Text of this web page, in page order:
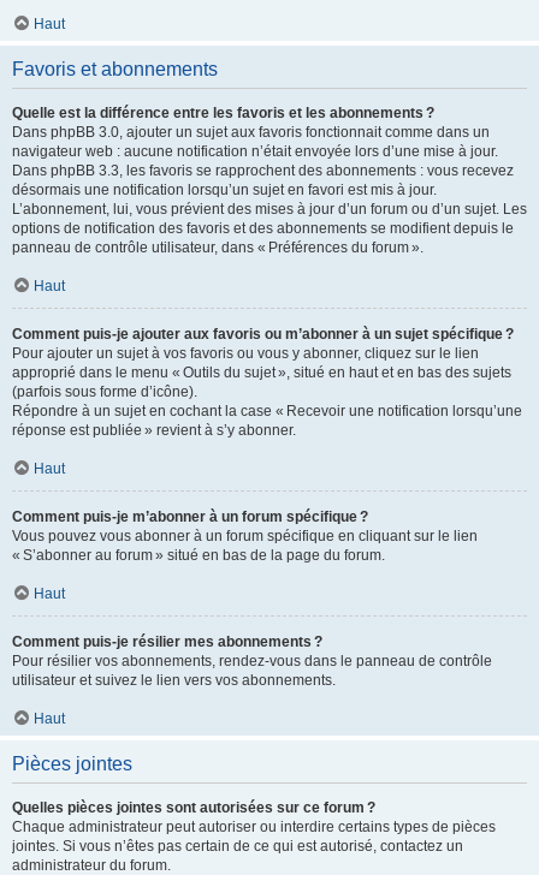
Haut
Favoris et abonnements
Quelle est la différence entre les favoris et les abonnements ?
Dans phpBB 3.0, ajouter un sujet aux favoris fonctionnait comme dans un
navigateur web : aucune notification n’était envoyée lors d’une mise à jour.
Dans phpBB 3.3, les favoris se rapprochent des abonnements : vous recevez
désormais une notification lorsqu’un sujet en favori est mis à jour.
L’abonnement, lui, vous prévient des mises à jour d’un forum ou d’un sujet. Les
options de notification des favoris et des abonnements se modifient depuis le
panneau de contrôle utilisateur, dans « Préférences du forum ».
Haut
Comment puis-je ajouter aux favoris ou m’abonner à un sujet spécifique ?
Pour ajouter un sujet à vos favoris ou vous y abonner, cliquez sur le lien
approprié dans le menu « Outils du sujet », situé en haut et en bas des sujets
(parfois sous forme d’icône).
Répondre à un sujet en cochant la case « Recevoir une notification lorsqu’une
réponse est publiée » revient à s’y abonner.
Haut
Comment puis-je m’abonner à un forum spécifique ?
Vous pouvez vous abonner à un forum spécifique en cliquant sur le lien
« S’abonner au forum » situé en bas de la page du forum.
Haut
Comment puis-je résilier mes abonnements ?
Pour résilier vos abonnements, rendez-vous dans le panneau de contrôle
utilisateur et suivez le lien vers vos abonnements.
Haut
Pièces jointes
Quelles pièces jointes sont autorisées sur ce forum ?
Chaque administrateur peut autoriser ou interdire certains types de pièces
jointes. Si vous n’êtes pas certain de ce qui est autorisé, contactez un
administrateur du forum.